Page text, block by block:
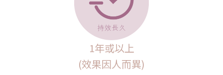
1年或以上
(效果因人而異)